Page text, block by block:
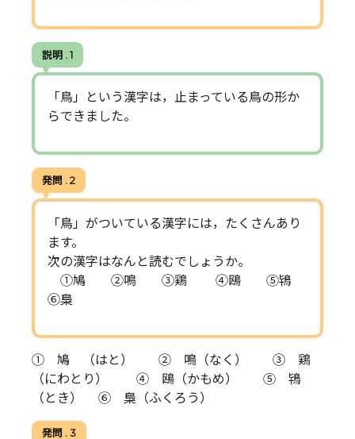
説明 . 1
「鳥」という漢字は，止まっている鳥の形か
らできました。
発問 . 2
「鳥」がついている漢字には，たくさんあり
ます。
次の漢字はなんと読むでしょうか。
①鳩 ②鳴 ③鶏 ④鴎 ⑤鴇
⑥梟
① 鳩 （はと） ② 鳴（なく） ③ 鶏
（にわとり） ④ 鴎（かもめ） ⑤ 鴇
（とき） ⑥ 梟（ふくろう）
発問 . 3